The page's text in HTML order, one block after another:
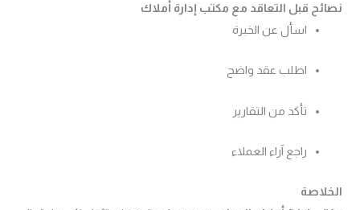
نصائح قبل التعاقد مع مكتب إدارة أملاك
اسأل عن الخبرة
اطلب عقد واضح
تأكد من التقارير
راجع آراء العملاء
الخلاصة